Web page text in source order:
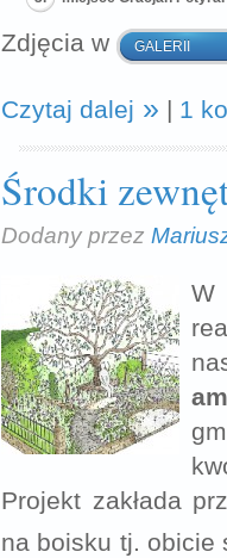
Zdjęcia w GALERII
Czytaj dalej | 1
Środki
Dodany przez
W
Projekt zakłada
na boisku tj. obicie